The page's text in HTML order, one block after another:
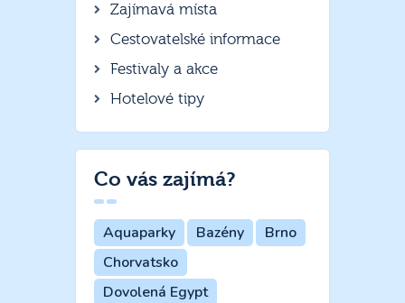
Zajímavá místa
Cestovatelské informace
Festivaly a akce
Hotelové tipy
Co vás zajímá?
Aquaparky Bazény
Brno
Chorvatsko
Dovolená Egypt